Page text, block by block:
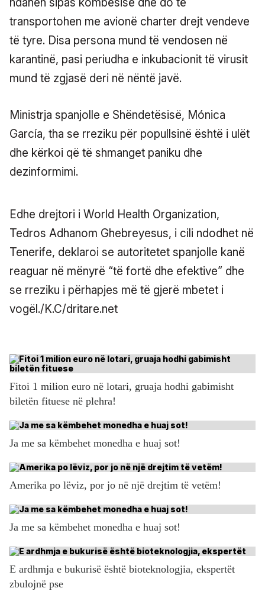
transportohen me avionë charter drejt vendeve
të tyre. Disa persona mund të vendosen në
karantinë, pasi periudha e inkubacionit të virusit
mund të zgjasë deri në nëntë javë.
Ministrja spanjolle e Shëndetësisë, Mónica
García, tha se rreziku për popullsinë është i ulët
dhe kërkoi që të shmanget paniku dhe
dezinformimi.
Edhe drejtori i World Health Organization,
Tedros Adhanom Ghebreyesus, i cili ndodhet në
Tenerife, deklaroi se autoritetet spanjolle kanë
reaguar në mënyrë “të fortë dhe efektive” dhe
se rreziku i përhapjes më të gjerë mbetet i
vogël./K.C/dritare.net
Fitoi 1 milion euro në lotari, gruaja hodhi gabimisht
biletën fituese në plehra!
Ja me sa këmbehet monedha e huaj sot!
Amerika po lëviz, por jo në një drejtim të vetëm!
Ja me sa këmbehet monedha e huaj sot!
E ardhmja e bukurisë është bioteknologjia, ekspertët
zbulojnë pse